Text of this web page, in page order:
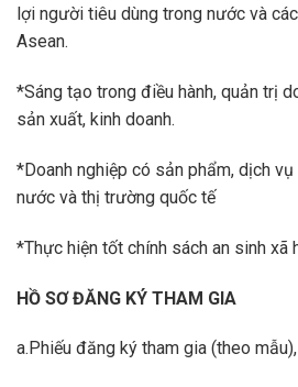
lợi người tiêu dùng trong nước và
Asean.
*Sáng tạo trong điều hành, quản trị
sản xuất, kinh doanh.
*Doanh nghiệp có sản phẩm, dịch
nước và thị trường quốc tế
*Thực hiện tốt chính sách an sinh xã
HỒ SƠ ĐĂNG KÝ THAM GIA
a.Phiếu đăng ký tham gia (theo